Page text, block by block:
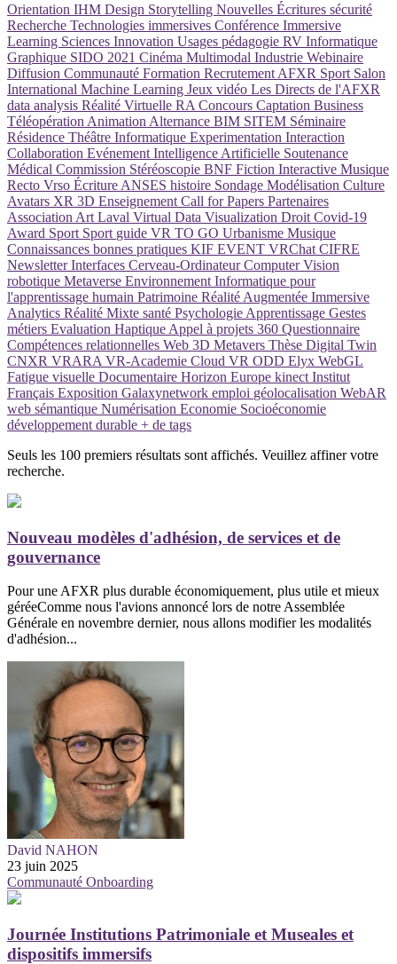
Orientation IHM Design Storytelling Nouvelles Écritures sécurité
Recherche Technologies immersives Conférence Immersive
Learning Sciences Innovation Usages pédagogie RV Informatique
Graphique SIDO 2021 Cinéma Multimodal Industrie Webinaire
Diffusion Communauté Formation Recrutement AFXR Sport Salon
International Machine Learning Jeux vidéo Les Directs de l'AFXR
data analysis Réalité Virtuelle RA Concours Captation Business
Téléopération Animation Alternance BIM SITEM Séminaire
Résidence Théâtre Informatique Experimentation Interaction
Collaboration Evénement Intelligence Artificielle Soutenance
Médical Commission Stéréoscopie BNF Fiction Interactive Musique
Recto Vrso Écriture ANSES histoire Sondage Modélisation Culture
Avatars XR 3D Enseignement Call for Papers Partenaires
Association Art Laval Virtual Data Visualization Droit Covid-19
Award Sport Sport guide VR TO GO Urbanisme Musique
Connaissances bonnes pratiques KIF EVENT VRChat CIFRE
NewsletterInterfaces Cerveau-OrdinateurComputer Vision
robotique Metaverse Environnement Informatique pour
l'apprentissage humain Patrimoine Réalité Augmentée Immersive
Analytics Réalité Mixte santé Psychologie Apprentissage Gestes
métiers Evaluation Haptique Appel à projets 360 Questionnaire
Compétences relationnelles Web 3D Metavers Thèse Digital Twin
CNXR VRARA VR-Academie Cloud VR ODD Elyx WebGL
Fatigue visuelle Documentaire Horizon Europe kinect Institut
Français Exposition Galaxynetwork emploi géolocalisation WebAR
web sémantique Numérisation Economie Socioéconomie
développement durable + de tags
Seuls les 100 premiers résultats sont affichés. Veuillez affiner votre
recherche.
Nouveau modèles d'adhésion, de services et de
gouvernance
Pour une AFXR plus durable économiquement, plus utile et mieux
géréeComme nous l'avions annoncé lors de notre Assemblée
Générale en novembre dernier, nous allons modifier les modalités
d'adhésion...
David NAHON
23 juin 2025
Communauté Onboarding
Journée Institutions Patrimoniale et Museales et
dispositifs immersifs